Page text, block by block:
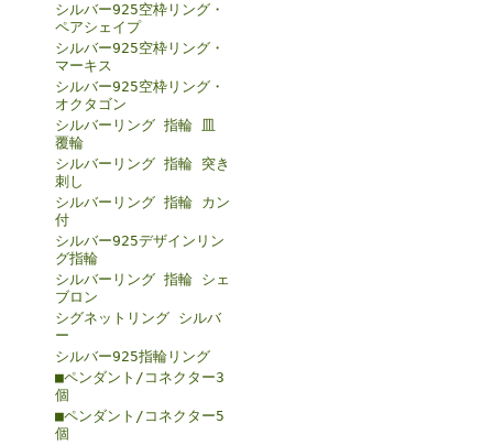
シルバー925空枠リング・
ペアシェイプ
シルバー925空枠リング・
マーキス
シルバー925空枠リング・
オクタゴン
シルバーリング 指輪 皿
覆輪
シルバーリング 指輪 突き
刺し
シルバーリング 指輪 カン
付
シルバー925デザインリン
グ指輪
シルバーリング 指輪 シェ
ブロン
シグネットリング シルバ
ー
シルバー925指輪リング
■ペンダント/コネクター3
個
■ペンダント/コネクター5
個